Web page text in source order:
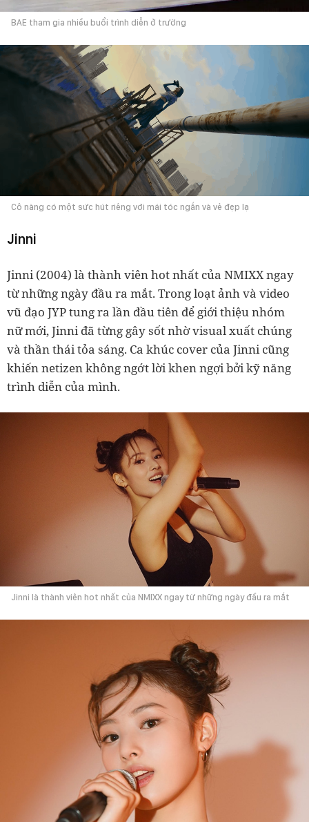
BAE tham gia nhiều buổi trình diễn ở trường
Cô nàng có một sức hút riêng với mái tóc ngắn và vẻ đẹp lạ
Jinni
Jinni (2004) là thành viên hot nhất của NMIXX ngay
từ những ngày đầu ra mắt. Trong loạt ảnh và video
vũ đạo JYP tung ra lần đầu tiên để giới thiệu nhóm
nữ mới, Jinni đã từng gây sốt nhờ visual xuất chúng
và thần thái tỏa sáng. Ca khúc cover của Jinni cũng
khiến netizen không ngớt lời khen ngợi bởi kỹ năng
trình diễn của mình.
Jinni là thành viên hot nhất của NMIXX ngay từ những ngày đầu ra mắt